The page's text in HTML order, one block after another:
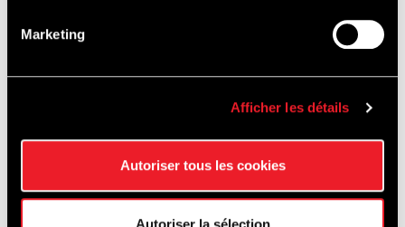
Marketing
Afficher les détails
Autoriser tous les cookies
tous les niveaux et à tous les types de vélo.
Que vous préfériez le vélo de route, le VTT,
ou le vélo électrique, cette expérience
unique sur le Circuit de Spa-Francorchamps
passionnés de cyclisme.